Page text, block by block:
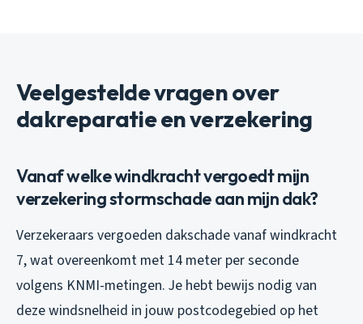
Veelgestelde vragen over
dakreparatie en verzekering
Vanaf welke windkracht vergoedt mijn
verzekering stormschade aan mijn dak?
Verzekeraars vergoeden dakschade vanaf windkracht
7, wat overeenkomt met 14 meter per seconde
volgens KNMI-metingen. Je hebt bewijs nodig van
deze windsnelheid in jouw postcodegebied op het